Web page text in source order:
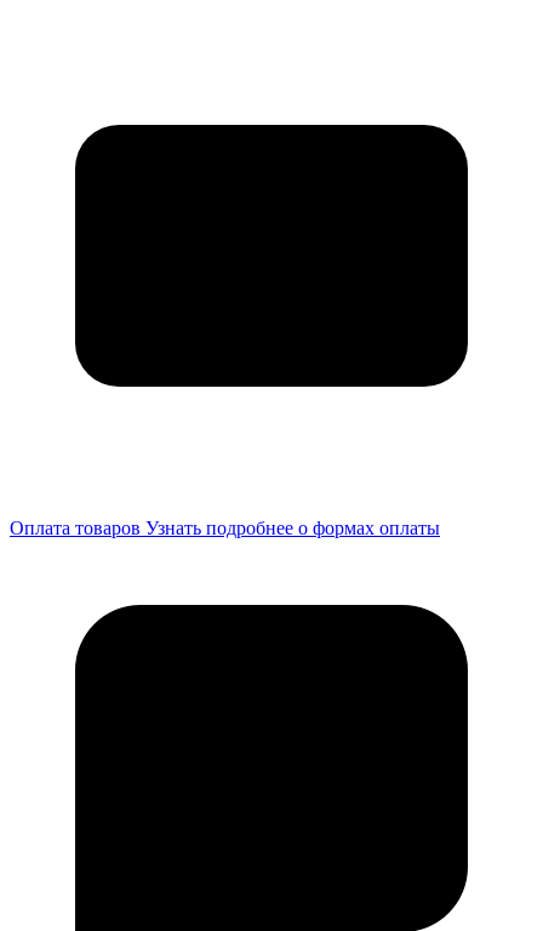
Оплата товаров Узнать подробнее о формах оплаты